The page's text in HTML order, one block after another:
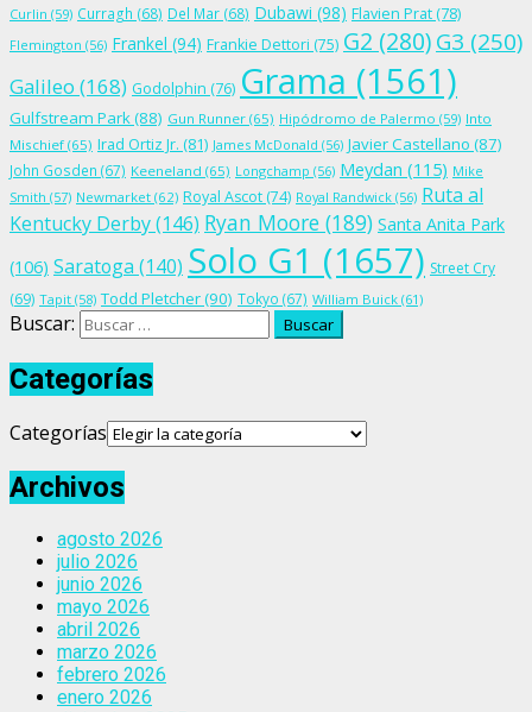
Curlin (59) Curragh (68) Del Mar (68) Dubawi (98) Flavien Prat (78)
Flemington (56) Frankel (94) Frankie Dettori (75) G2 (280)G3 (250)
Galileo (168) Godolphin (76) Grama (1561)
Gulfstream Park(88) Gun Runner (65) Hipódromo de Palermo (59) Into
Mischief (65) Irad Ortiz Jr. (81) James McDonald (56) Javier Castellano (87)
John Gosden (67) Keeneland (65) Longchamp (56) Meydan (115) Mike
Smith (57) Newmarket (62) Royal Ascot (74) Royal Randwick (56) Ruta al
Kentucky Derby(146) Ryan Moore (189) Santa Anita Park
(106) Saratoga (140) Solo G1 (1657) Street Cry
(69) Tapit (58) Todd Pletcher(90) Tokyo (67) William Buick (61)
Buscar:
Categorías
Categorías
Archivos
agosto 2026
julio 2026
junio 2026
mayo 2026
abril 2026
marzo 2026
febrero 2026
enero 2026